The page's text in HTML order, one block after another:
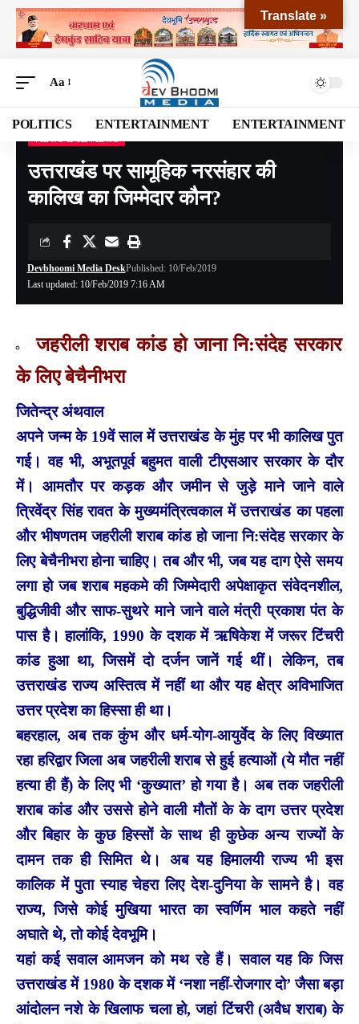
Aa
POLITICS ENTERTAINMENT ENTERTAINMENT
Devbhoomi Media >Blog >VIEWS & REVIEWS>उत्तराखंड पर सामूहिक नरसंहार की कालिख का जिम्मेदार कौन?
उत्तराखंड पर सामूहिक नरसंहार की
कालिख का जिम्मेदार कौन?
Last updated: 10/Feb/2019 7:16 AM
Devbhoomi Media DeskPublished: 10/Feb/2019
जहरीली शराब कांड हो जाना नि:संदेह सरकार
के लिए बेचैनीभरा
जितेन्द्र अंथवाल
अपने जन्म के 19वें साल में उत्तराखंड के मुंह पर भी कालिख पुत
गई। वह भी, अभूतपूर्व बहुमत वाली टीएसआर सरकार के दौर
में। आमतौर पर कड़क और जमीन से जुड़े माने जाने वाले
त्रिवेंद्र सिंह रावत के मुख्यमंत्रित्वकाल में उत्तराखंड का पहला
और भीषणतम जहरीली शराब कांड हो जाना नि:संदेह सरकार के
लिए बेचैनीभरा होना चाहिए। तब और भी, जब यह दाग ऐसे समय
लगा हो जब शराब महकमे की जिम्मेदारी अपेक्षाकृत संवेदनशील,
बुद्धिजीवी और साफ-सुथरे माने जाने वाले मंत्री प्रकाश पंत के
पास है। हालांकि, 1990 के दशक में ऋषिकेश में जरूर टिंचरी
कांड हुआ था, जिसमें दो दर्जन जानें गई थीं। लेकिन, तब
उत्तराखंड राज्य अस्तित्व में नहीं था और यह क्षेत्र अविभाजित
उत्तर प्रदेश का हिस्सा ही था।
बहरहाल, अब तक कुंभ और धर्म-योग-आयुर्वेद के लिए विख्यात
रहा हरिद्वार जिला अब जहरीली शराब से हुई हत्याओं (ये मौत नहीं
हत्या ही हैं) के लिए भी ‘कुख्यात’ हो गया है। अब तक जहरीली
शराब कांड और उससे होने वाली मौतों के के दाग उत्तर प्रदेश
और बिहार के कुछ हिस्सों के साथ ही कुछेक अन्य राज्यों के
दामन तक ही सिमित थे। अब यह हिमालयी राज्य भी इस
कालिक में पुता स्याह चेहरा लिए देश-दुनिया के सामने है। वह
राज्य, जिसे कोई मुखिया भारत का स्वर्णिम भाल कहते नहीं
अघाते थे, तो कोई देवभूमि।
यहां कई सवाल आमजन को मथ रहे हैं। सवाल यह कि जिस
उत्तराखंड में 1980 के दशक में ‘नशा नहीं-रोजगार दो’ जैसा बड़ा
आंदोलन नशे के खिलाफ चला हो, जहां टिंचरी (अवैध शराब) के
Translate »